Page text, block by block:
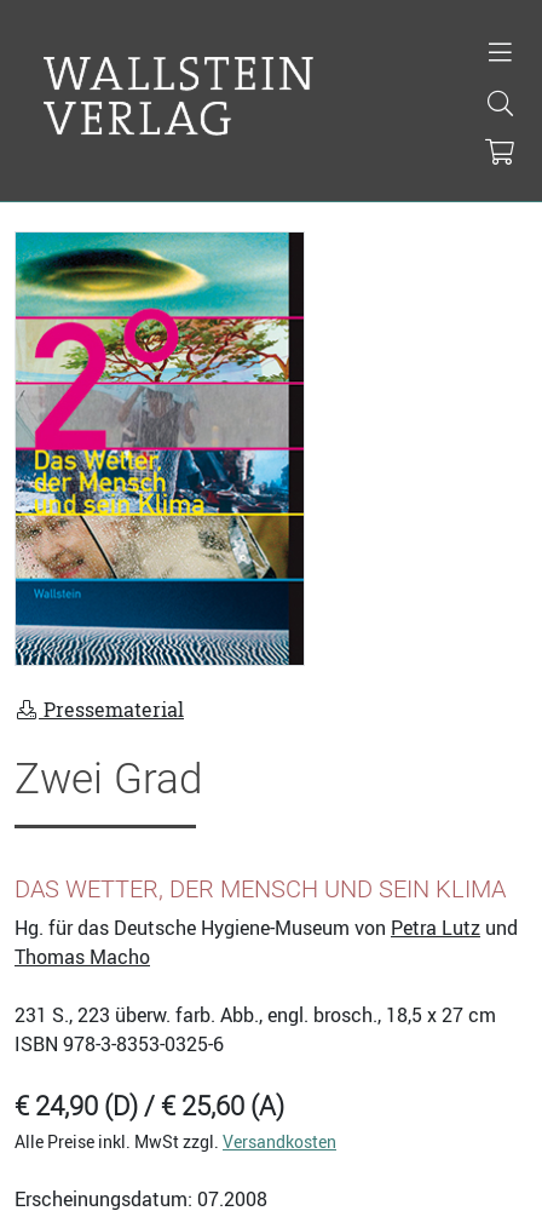
Pressematerial
Zwei Grad
DAS WETTER, DER MENSCH UND SEIN KLIMA
Hg. für das Deutsche Hygiene-Museum von Petra Lutz und
Thomas Macho
231 S., 223 überw. farb. Abb., engl. brosch., 18,5 x 27 cm
ISBN 978-3-8353-0325-6
€ 24,90 (D) / € 25,60 (A)
Alle Preise inkl. MwSt zzgl. Versandkosten
Erscheinungsdatum: 07.2008